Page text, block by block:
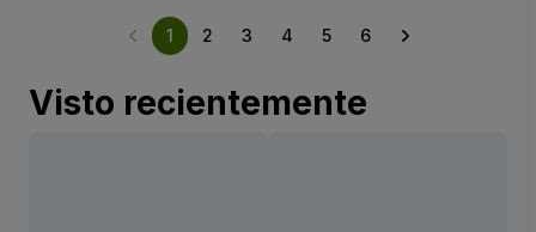
1 2 3 4 5 6
Visto recientemente